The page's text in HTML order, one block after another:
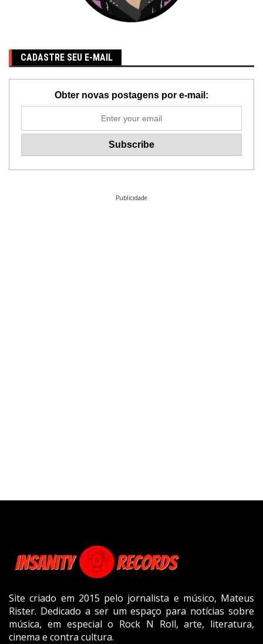
CADASTRE SEU E-MAIL
Obter novas postagens por e-mail:
Publicidade
Site criado em 2015 pelo jornalista e músico, Mateus
Rister. Dedicado a ser um espaço para notícias sobre
música, em especial o Rock N Roll, arte, literatura,
cinema e contra cultura.